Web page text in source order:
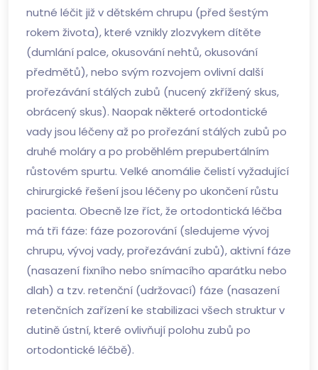
nutné léčit již v dětském chrupu (před šestým
rokem života), které vznikly zlozvykem dítěte
(dumlání palce, okusování nehtů, okusování
předmětů), nebo svým rozvojem ovlivní další
prořezávání stálých zubů (nucený zkřížený skus,
obrácený skus). Naopak některé ortodontické
vady jsou léčeny až po prořezání stálých zubů po
druhé moláry a po proběhlém prepubertálním
růstovém spurtu. Velké anomálie čelistí vyžadující
chirurgické řešení jsou léčeny po ukončení růstu
pacienta. Obecně lze říct, že ortodontická léčba
má tři fáze: fáze pozorování (sledujeme vývoj
chrupu, vývoj vady, prořezávání zubů), aktivní fáze
(nasazení fixního nebo snímacího aparátku nebo
dlah) a tzv. retenční (udržovací) fáze (nasazení
retenčních zařízení ke stabilizaci všech struktur v
dutině ústní, které ovlivňují polohu zubů po
ortodontické léčbě).